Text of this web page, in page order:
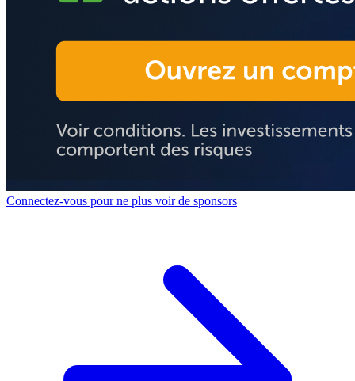
Connectez-vous pour ne plus voir de sponsors